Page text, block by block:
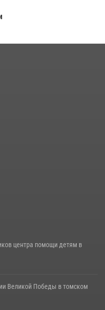
оплатившую на кассе
центра помощи детям в
Великой Победы в томском